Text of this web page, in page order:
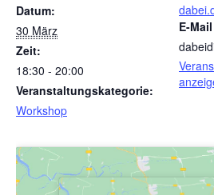
Datum:
30 März
Zeit:
18:30 - 20:00
Veranstaltungskategorie:
Workshop
E-Mail